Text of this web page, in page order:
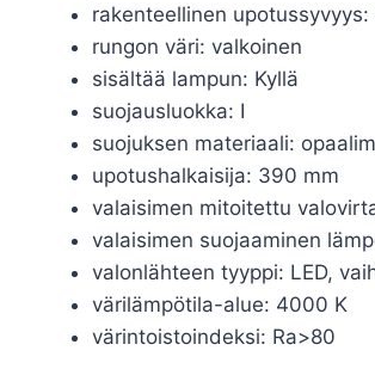
rakenteellinen upotussyvyys:
rungon väri: valkoinen
sisältää lampun: Kyllä
suojausluokka: I
suojuksen materiaali:
upotushalkaisija: 390 mm
valaisimen mitoitettu
valaisimen suojaaminen
valonlähteen tyyppi: LED,
värilämpötila-alue: 4000 K
värintoistoindeksi: Ra>80